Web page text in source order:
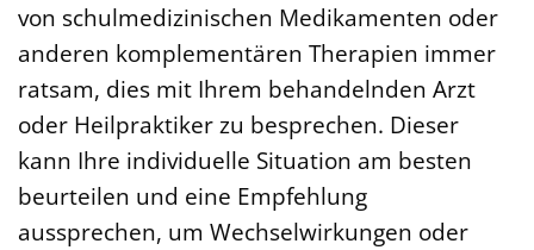
von schulmedizinischen Medikamenten oder
anderen komplementären Therapien immer
ratsam, dies mit Ihrem behandelnden Arzt
oder Heilpraktiker zu besprechen. Dieser
kann Ihre individuelle Situation am besten
beurteilen und eine Empfehlung
aussprechen, um Wechselwirkungen oder